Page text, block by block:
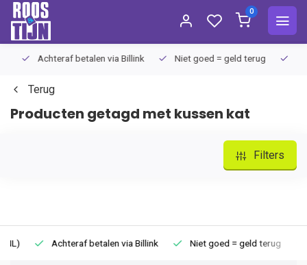
0
Achteraf betalen via Billink Niet goed = geld terug
Terug
Producten getagd met kussen kat
Filters
Achteraf betalen via Billink Niet goed = geld terug